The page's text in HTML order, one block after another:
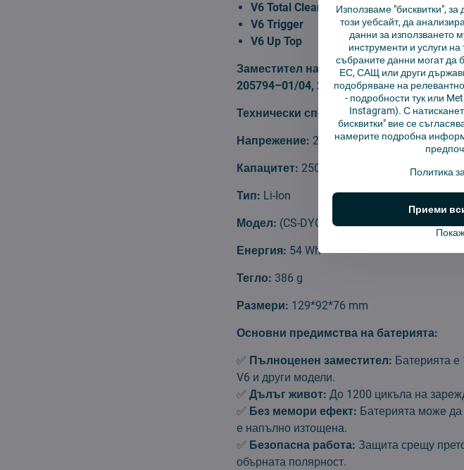
V6 Total Clean
V6 Trigger
V6 Up Top
Заместител на оригинални батерии
205794–01/04, 209472–01, 965874–01/
Технически спецификации:
Напрежение: 21.6 V
Капацитет: 2500 mAh
Тип: Li-Ion
Модел: (CS-DYC620VX)
Енергия: 54 Wh
Тегло: 386 g
Размери: 129*92*76 mm
Основни предимства на батерията:
✅ Пълноценен заместител: Батерията е
V6 и други модели.
✅Дълъг живот: До 1200 цикъла на
✅ Без мемори ефект: Батерията може да
е напълно изтощена.
✅ Безопасна работа: Защита срещу
обърната полярност.
Използваме "бисквитки",
този уебсайт, да
данни за използването
инструменти и услуги на
събраните данни могат да
ЕС, САЩ или други
подобряване на
- подробности тукили
Instagram). С
бисквитки" вие се
намерите подробна
Политика
Приеми